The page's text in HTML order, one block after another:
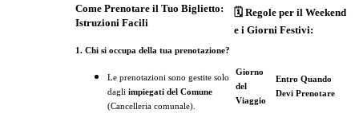
Come Prenotare il Tuo Biglietto:
Istruzioni Facili
1. Chi si occupa della tua prenotazione?
Le prenotazioni sono gestite solo
dagli impiegati del Comune
(Cancelleria comunale).
🗓 Regole per il Weekend
e i Giorni Festivi:
Giorno
del
Viaggio
Entro Quando
Devi Prenotare